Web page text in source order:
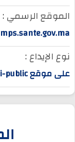
الموقع الرسمي :
نوع الإيداع :
على موقع emploi-public